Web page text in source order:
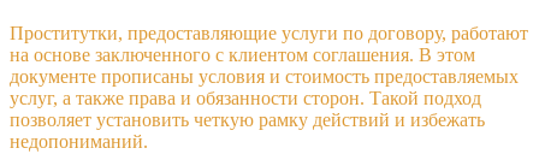
Проститутки, предоставляющие услуги по договору, работают
на основе заключенного с клиентом соглашения. В этом
документе прописаны условия и стоимость предоставляемых
услуг, а также права и обязанности сторон. Такой подход
позволяет установить четкую рамку действий и избежать
недопониманий.